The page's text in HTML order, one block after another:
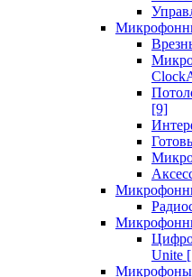
[9]
Unite
Микрофоны